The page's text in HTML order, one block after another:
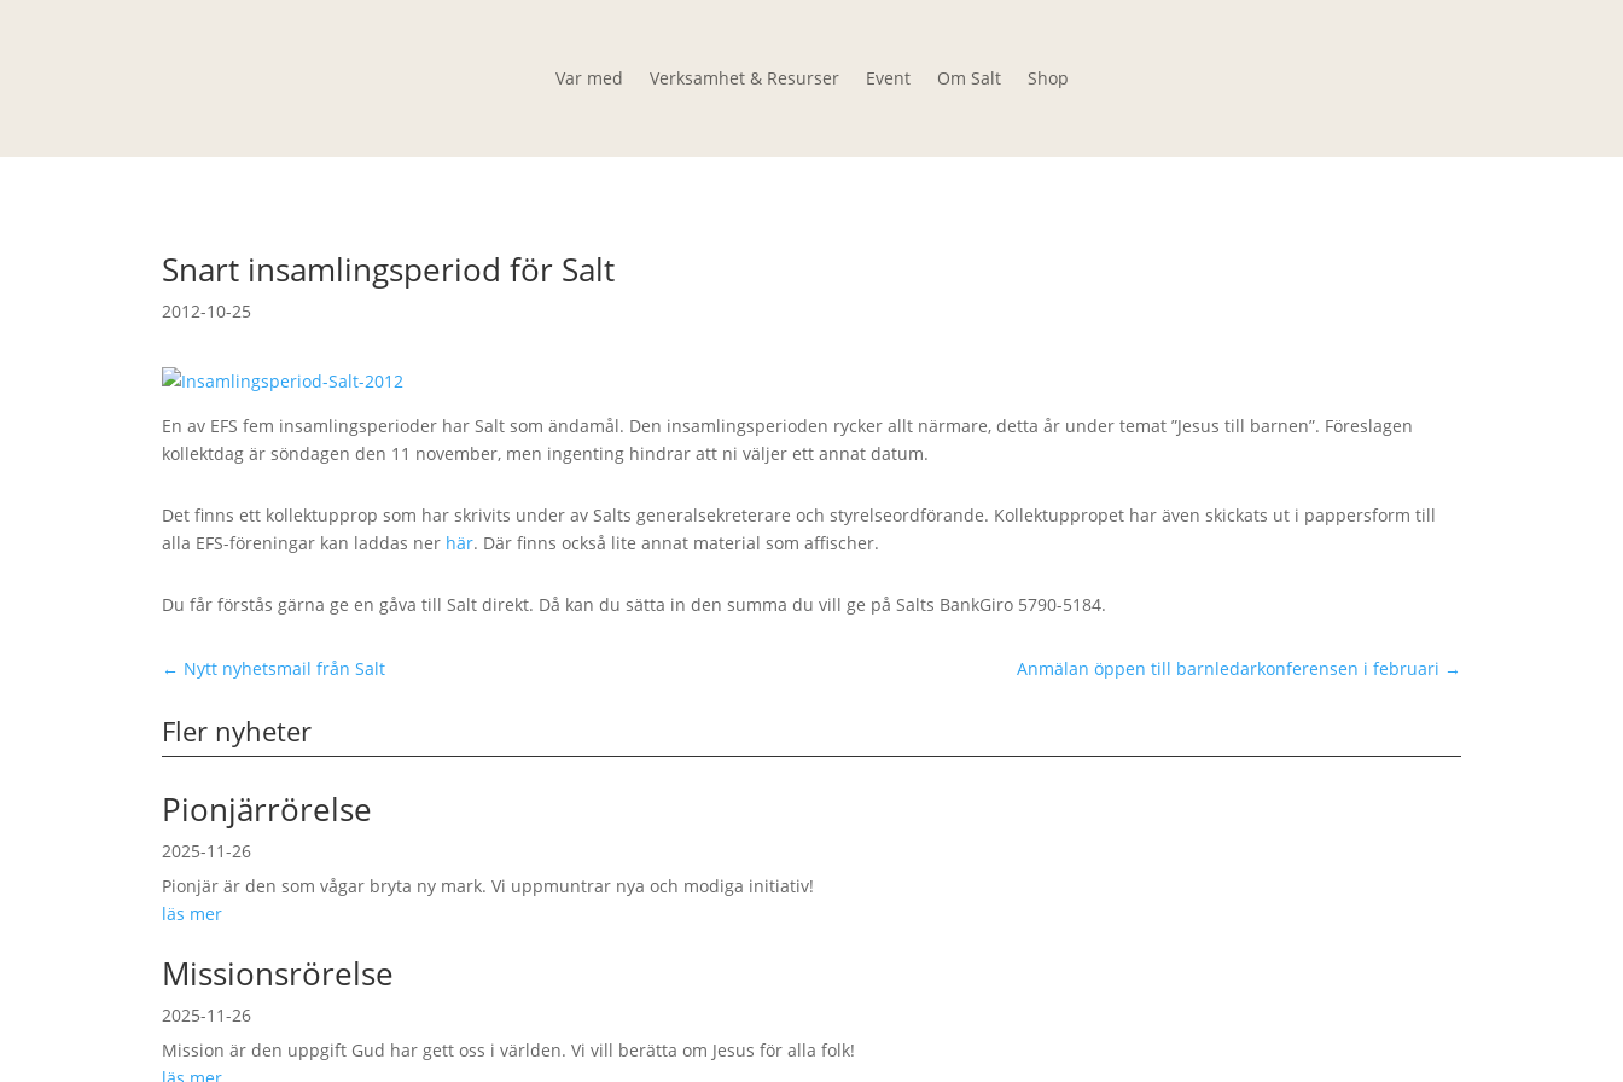
Var med Verksamhet & Resurser Event Om Salt Shop
Snart insamlingsperiod för Salt
2012-10-25
En av EFS fem insamlingsperioder har Salt som ändamål. Den insamlingsperioden rycker allt närmare, detta år under temat ”Jesus till barnen”. Föreslagen
kollektdag är söndagen den 11 november, men ingenting hindrar att ni väljer ett annat datum.
Det finns ett kollektupprop som har skrivits under av Salts generalsekreterare och styrelseordförande. Kollektuppropet har även skickats ut i pappersform till
alla EFS-föreningar kan laddas ner här. Där finns också lite annat material som affischer.
Du får förstås gärna ge en gåva till Salt direkt. Då kan du sätta in den summa du vill ge på Salts BankGiro 5790-5184.
← Nytt nyhetsmail från Salt Anmälan öppen till barnledarkonferensen i februari →
Fler nyheter
Pionjärrörelse
2025-11-26
Pionjär är den som vågar bryta ny mark. Vi uppmuntrar nya och modiga initiativ!
läs mer
Missionsrörelse
2025-11-26
Mission är den uppgift Gud har gett oss i världen. Vi vill berätta om Jesus för alla folk!
läs mer